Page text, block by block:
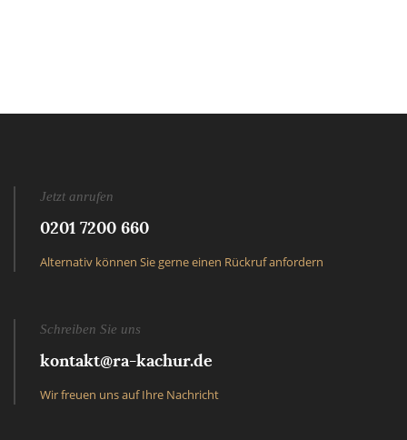
Jetzt anrufen
0201 7200 660
Alternativ können Sie gerne einen Rückruf anfordern
Schreiben Sie uns
kontakt@ra-kachur.de
Wir freuen uns auf Ihre Nachricht